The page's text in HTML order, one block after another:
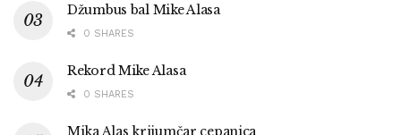
Džumbus bal Mike Alasa
0 SHARES
Rekord Mike Alasa
0 SHARES
Mika Alas krijumčar cepanica